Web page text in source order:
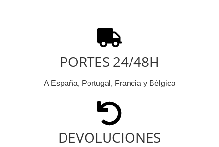
PORTES 24/48H
A España, Portugal, Francia y Bélgica
DEVOLUCIONES